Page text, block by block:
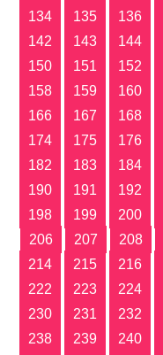
134
135 136
142
143 144
150
151 152
158
159 160
166
167 168
174
175 176
182
183 184
190
191 192
198
199 200
206
207 208
214
215 216
222
223 224
230
231 232
238
239 240